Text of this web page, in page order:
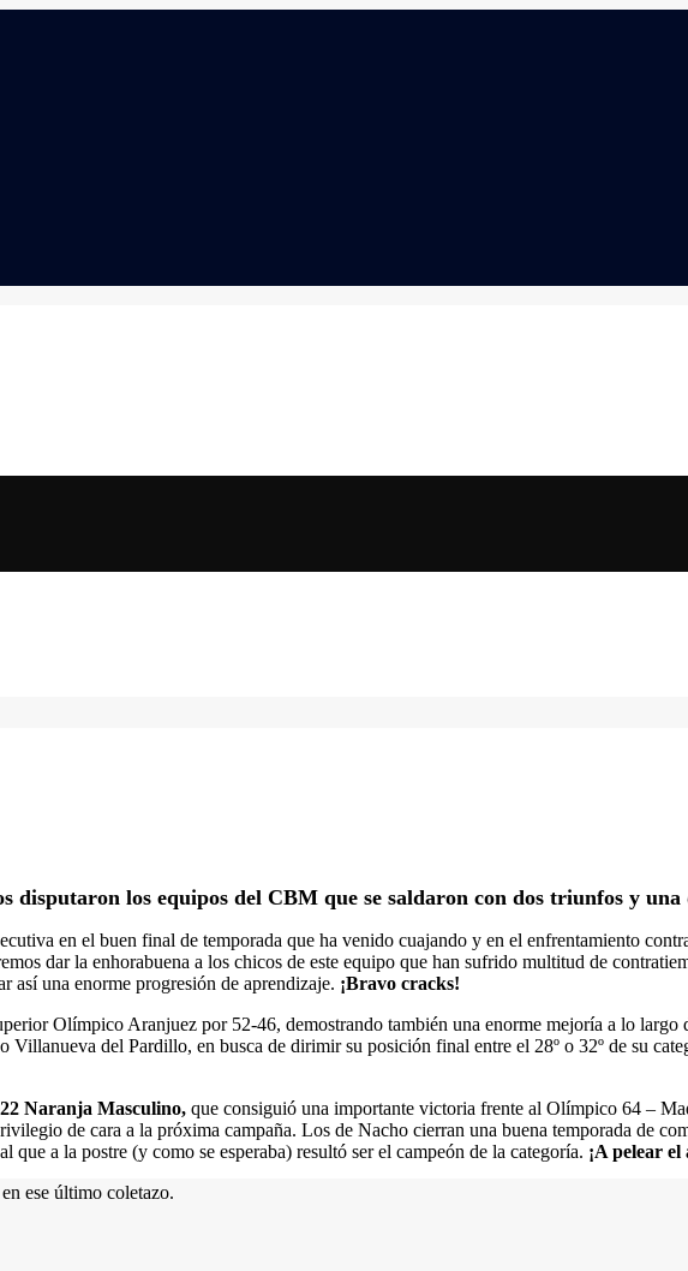
disputaron los equipos del CBM que se saldaron con dos triunfos y
en el buen final de temporada que ha venido cuajando y en el enfrentamiento
dar la enhorabuena a los chicos de este equipo que han sufrido multitud de
así una enorme progresión de aprendizaje. ¡Bravo cracks!
Olímpico Aranjuez por 52-46, demostrando también una enorme mejoría a lo largo
del Pardillo, en busca de dirimir su posición final entre el 28º o 32º de su
Naranja Masculino, que consiguió una importante victoria frente al Olímpico 64 –
de cara a la próxima campaña. Los de Nacho cierran una buena temporada de
a la postre (y como se esperaba) resultó ser el campeón de la categoría. ¡A pelear
ese último coletazo.